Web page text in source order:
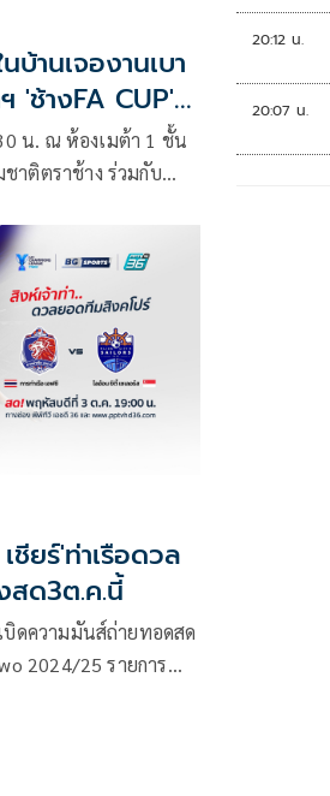
บ้านเจองานเบา
'ช้างFA CUP'
น. ณ ห้องเมต้า 1 ชั้น
าติตราช้าง ร่วมกับ
ละเหล่าพาร์ทเนอร์
จำกัด (มหาชน) หรือ
มนท์ จำกัด
เนชั่นแนล จำกัด
ำกัด (มหาชน),บริษัท
จับสลากฟุตบอลถ้วยที่
าง เอฟเอ คัพ
ยร์'ท่าเรือดวล
ด3ต.ค.นี้
ดความมันส์ถ่ายทอดสด
2024/25 รายการ
20:12 น.
20:07 น.